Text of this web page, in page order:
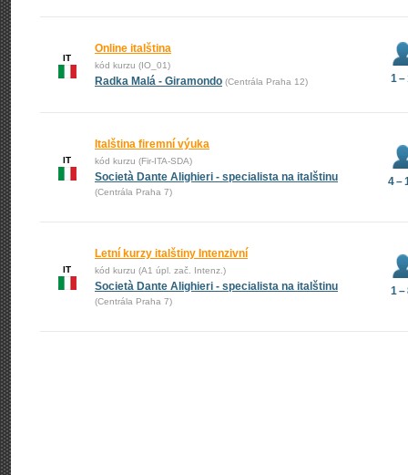
IT
Online italština
kód kurzu (IO_01)
Radka Malá - Giramondo (Centrála Praha 12) 1 –
IT
Italština firemní výuka
kód kurzu (Fir-ITA-SDA)
Società Dante Alighieri - specialista na italštinu
(Centrála Praha 7)
4 –
IT
Letní kurzy italštiny Intenzivní
kód kurzu (A1 úpl. zač. Intenz.)
Società Dante Alighieri - specialista na italštinu
(Centrála Praha 7)
1 –